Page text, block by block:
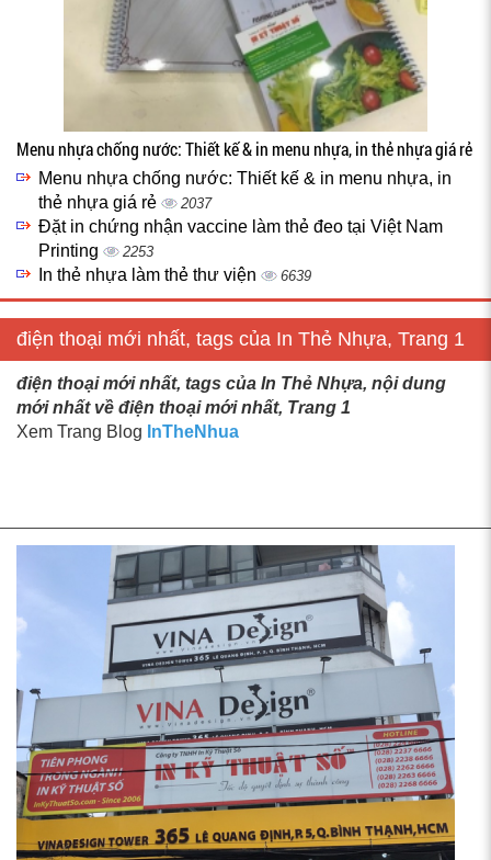
Menu nhựa chống nước: Thiết kế & in menu nhựa, in thẻ nhựa giá rẻ
Menu nhựa chống nước: Thiết kế & in menu nhựa, in
thẻ nhựa giá rẻ
2037
Đặt in chứng nhận vaccine làm thẻ đeo tại Việt Nam
Printing
2253
In thẻ nhựa làm thẻ thư viện 6639
điện thoại mới nhất, tags của In Thẻ Nhựa, Trang 1
điện thoại mới nhất, tags của In Thẻ Nhựa, nội dung
mới nhất về điện thoại mới nhất, Trang 1
Xem Trang Blog InTheNhua